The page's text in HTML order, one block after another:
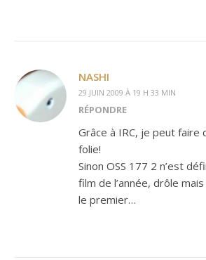
NASHI
29 JUIN 2009 À 19 H 33 MIN
RÉPONDRE
Grâce à IRC, je peut faire
folie!
Sinon OSS 177 2 n’est
film de l’année, drôle
le premier…